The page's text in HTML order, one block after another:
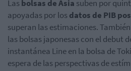
Lasbolsas de Asia suben por
apoyadas por losdatos de PIB
superan las estimaciones.
las bolsas japonesas con el debut
instantánea Line en la bolsa de
espera de las perspectivas de